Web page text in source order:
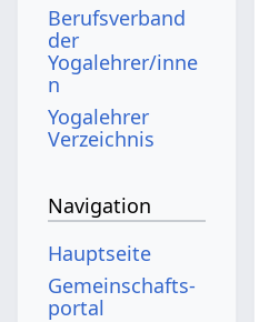
Berufsverband
der
Yogalehrer/inne
n
Yogalehrer
Verzeichnis
Navigation
Hauptseite
Gemeinschafts­
portal